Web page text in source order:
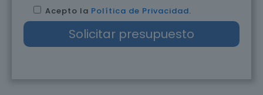
Acepto la Política de Privacidad.